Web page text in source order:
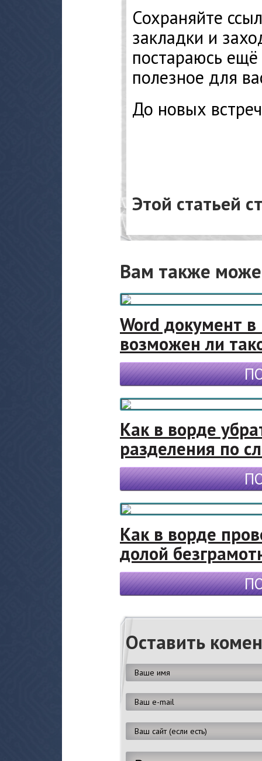
Сохраняйте
закладки и
постараюсь
полезное для
До новых
Этой статьей
Вам также
Word документ
возможен ли
Как в ворде
разделения по
Как в ворде
долой
Оставить